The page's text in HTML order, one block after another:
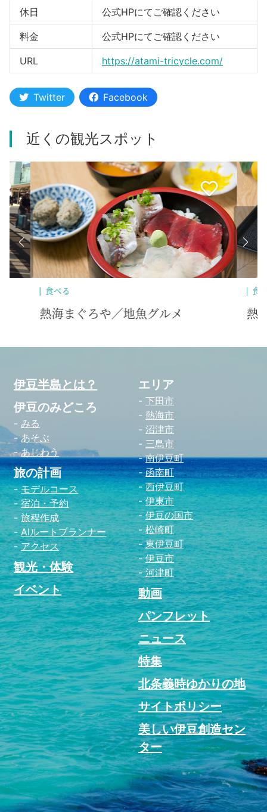
休日 公式HPにてご確認ください
料金 公式HPにてご確認ください
URL https://atami-tricycle.com/
Twitter Facebook
近くの観光スポット
食べる
熱海まぐろや／熱海だいだい
買
七
伊豆半島とは？
伊豆のみどころ
みる
あそぶ
あじわう
旅の計画
モデルコース
宿泊・予約
旅程作成
AIルートプランナー
アクセス
観光・体験
イベント
エリア
下田市
熱海市
沼津市
三島市
南伊豆町
函南町
西伊豆町
伊東市
伊豆の国市
松崎町
東伊豆町
伊豆市
河津町
動画
パンフレット
ニュース
特集
北条義時ゆかりの地
サイトポリシー
美しい伊豆創造セン
ター